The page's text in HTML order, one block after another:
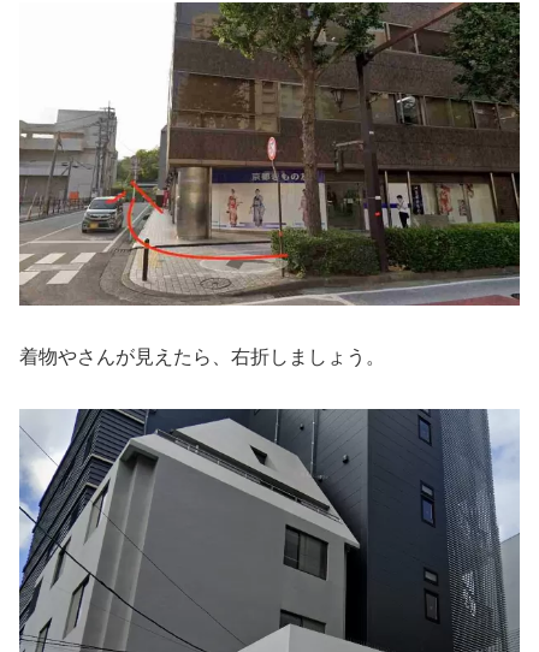
着物やさんが見えたら、右折しましょう。